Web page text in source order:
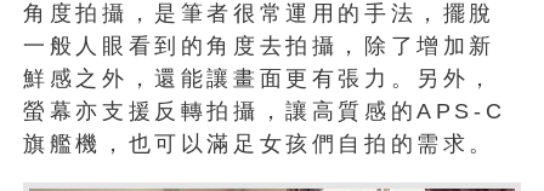
角度拍攝，是筆者很常運用的手法，擺脫
一般人眼看到的角度去拍攝，除了增加新
鮮感之外，還能讓畫面更有張力。另外，
螢幕亦支援反轉拍攝，讓高質感的APS-C
旗艦機，也可以滿足女孩們自拍的需求。